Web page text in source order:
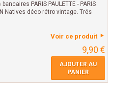
PARIS PAULETTE - PARIS
Natives déco rétro vintage. Trés
Voir ce produit
9,90 €
AJOUTER AU
PANIER